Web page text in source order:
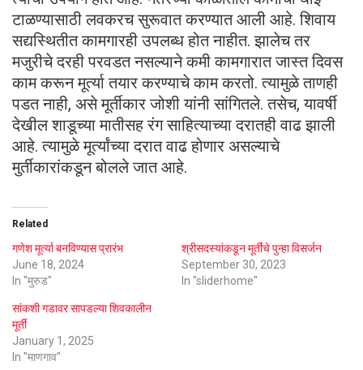
टाळण्यासाठी लवकरच सुरूवात करण्यात आली आहे. शिवाय
सद्यस्थितीत कामगारही उपलब्ध होत नाहीत. झालेच तर
मजुरीचे दरही परवडत नसल्याने कमी कामगारात जास्त दिवस
काम करून मूर्त्या तयार करण्याचे काम करतो. त्यामुळे ताणही
पडत नाही, असे मूर्तीकार जोशी यांनी सांगितले. तसेच, यावर्षी
देखील शाडूच्या मातीसह रंग साहित्याच्या दरातही वाढ झाली
आहे. त्यामुळे मूर्त्यांच्या दरात वाढ होणार असल्याचे
मुर्तीकारांकडून बोलले जात आहे.
Related
गणेश मूर्त्या बनविण्यास प्रारंभ
June 18, 2024
In "मुरुड"
श्रीसदस्यांकडून मूर्तींचे पुन्हा विसर्जन
September 30, 2023
In "sliderhome"
सांकशी गडावर सापडल्या शिवकालीन
मूर्ती
January 1, 2025
In "माणगाव"